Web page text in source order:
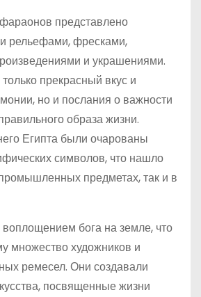
представлено
рельефами, фресками,
и украшениями.
прекрасный вкус и
но и послания о важности
образа жизни.
Египта были очарованы
символов, что нашло
предметах, так и в
бога на земле, что
множество художников и
ремесел. Они создавали
посвященные жизни